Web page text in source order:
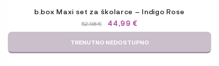
b.box Maxi set za školarce – Indigo Rose
52,98€
IZVORNA
CIJENA
JE:
52,98 €.
44,99 €
CIJENA
44,99 €.
TRENUTNO NEDOSTUPNO